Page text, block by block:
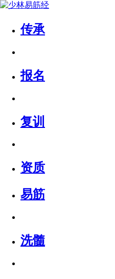
传承
报名
复训
资质
易筋
洗髓